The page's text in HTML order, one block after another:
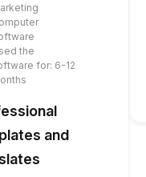
the
for: 6-12
and